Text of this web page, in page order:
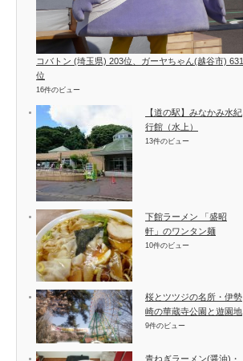
コバトン (埼玉県) 203位、ガーヤちゃん(越谷市) 631
位
16件のビュー
【道の駅】みなかみ水紀
行館（水上）
13件のビュー
下館ラーメン 「盛昭
軒」のワンタン麺
10件のビュー
桜とツツジの名所・伊勢
崎の華蔵寺公園と遊園地
9件のビュー
青ねぎラーメン(醤油)・